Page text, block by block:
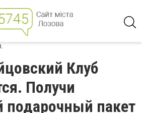
Клуб
Получи
подарочный пакет